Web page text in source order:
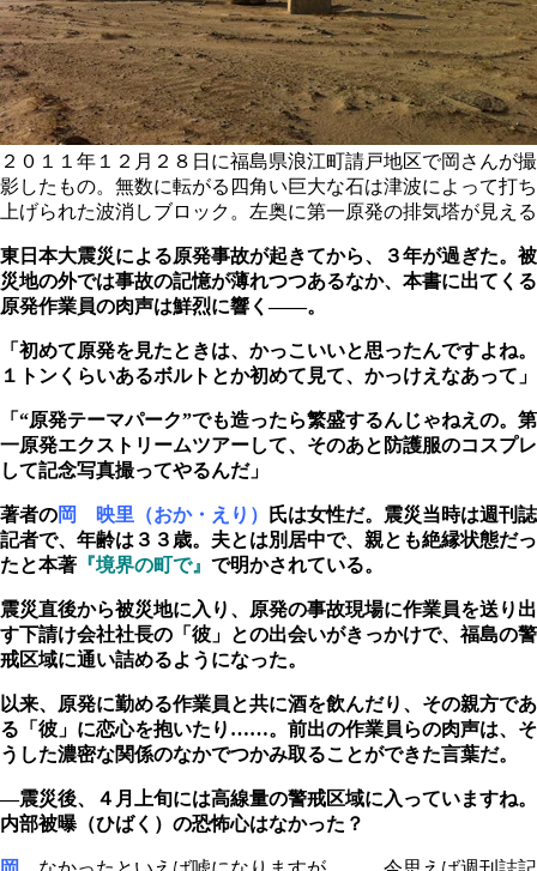
２０１１年１２月２８日に福島県浪江町請戸地区で岡さんが撮
影したもの。無数に転がる四角い巨大な石は津波によって打ち
上げられた波消しブロック。左奥に第一原発の排気塔が見える
東日本大震災による原発事故が起きてから、３年が過ぎた。被
災地の外では事故の記憶が薄れつつあるなか、本書に出てくる
原発作業員の肉声は鮮烈に響く――。
「初めて原発を見たときは、かっこいいと思ったんですよね。
１トンくらいあるボルトとか初めて見て、かっけえなあって」
「“原発テーマパーク”でも造ったら繁盛するんじゃねえの。第
一原発エクストリームツアーして、そのあと防護服のコスプレ
して記念写真撮ってやるんだ」
著者の岡 映里（おか・えり）
氏は女性だ。震災当時は週刊誌
記者で、年齢は３３歳。夫とは別居中で、親とも絶縁状態だっ
たと本著 『境界の町で』 で明かされている。
震災直後から被災地に入り、原発の事故現場に作業員を送り出
す下請け会社社長の「彼」との出会いがきっかけで、福島の警
戒区域に通い詰めるようになった。
以来、原発に勤める作業員と共に酒を飲んだり、その親方であ
る「彼」に恋心を抱いたり……。前出の作業員らの肉声は、そ
うした濃密な関係のなかでつかみ取ることができた言葉だ。
―震災後、４月上旬には高線量の警戒区域に入っていますね。
内部被曝（ひばく）の恐怖心はなかった？